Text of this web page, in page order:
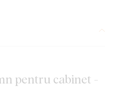
pentru cabinet -